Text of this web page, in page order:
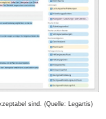
sind. (Quelle: Legartis)